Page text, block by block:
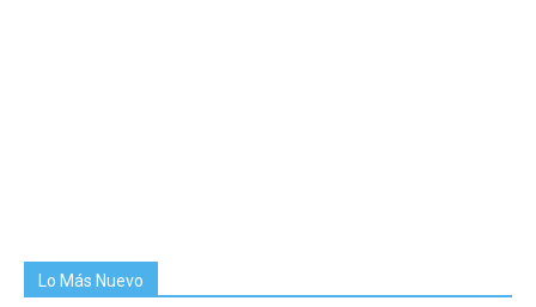
Lo Más Nuevo